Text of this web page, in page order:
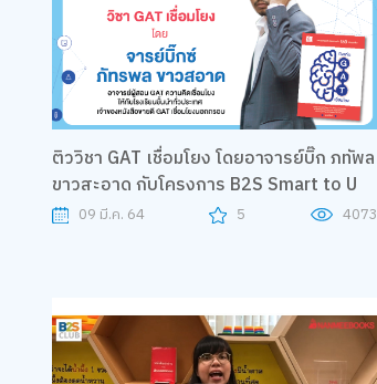
ติววิชา GAT เชื่อมโยง โดยอาจารย์บิ๊ก ภทัพล
ขาวสะอาด กับโครงการ B2S Smart to U
09 มี.ค. 64 5 4073